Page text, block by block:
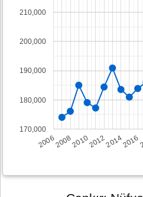
200620082010201220142016
170,000
180,000
190,000
200,000
210,000